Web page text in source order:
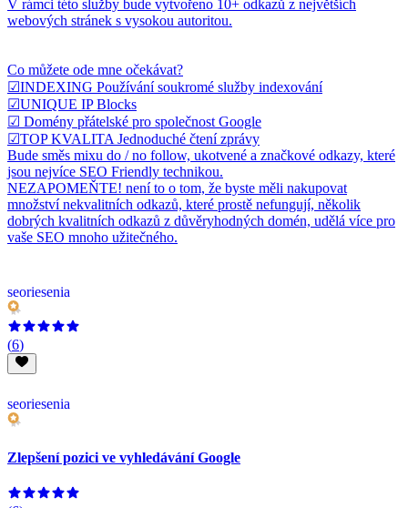
V rámci této služby bude vytvořeno 10+ odkazů z největších
webových stránek s vysokou autoritou.
Co můžete ode mne očekávat?
☑INDEXING Používání soukromé služby indexování
☑UNIQUE IP Blocks
☑ Domény přátelské pro společnost Google
☑TOP KVALITA Jednoduché čtení zprávy
Bude směs mixu do / no follow, ukotvené a značkové odkazy, které
jsou nejvíce SEO Friendly technikou.
NEZAPOMEŇTE! není to o tom, že byste měli nakupovat
množství nekvalitních odkazů, které prostě nefungují, několik
dobrých kvalitních odkazů z důvěryhodných domén, udělá více pro
vaše SEO mnoho užitečného.
seoriesenia
(6)
seoriesenia
Zlepšení pozici ve vyhledávání Google